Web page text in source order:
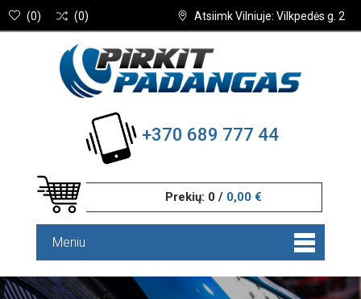
Atsiimk Vilniuje: Vilkpedės g. 2
(0) (0)
+370 689 777 44
Prekių: 0 / 0,00 €
Meniu